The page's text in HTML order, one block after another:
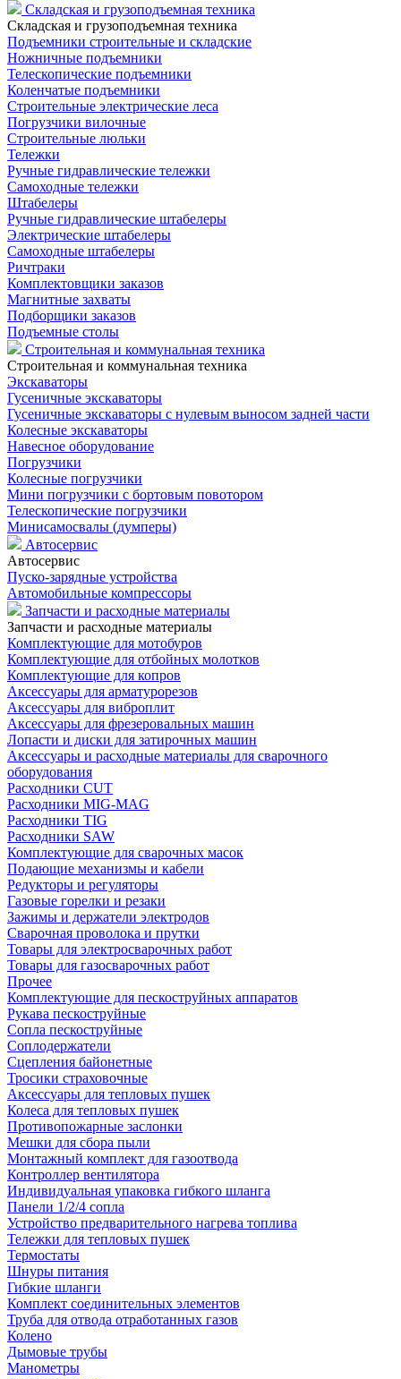
Складская и грузоподъемная техника
Складская и грузоподъемная техника
Подъемники строительные и складские
Ножничные подъемники
Телескопические подъемники
Коленчатые подъемники
Строительные электрические леса
Погрузчики вилочные
Строительные люльки
Тележки
Ручные гидравлические тележки
Самоходные тележки
Штабелеры
Ручные гидравлические штабелеры
Электрические штабелеры
Самоходные штабелеры
Ричтраки
Комплектовщики заказов
Магнитные захваты
Подборщики заказов
Подъемные столы
Строительная и коммунальная техника
Строительная и коммунальная техника
Экскаваторы
Гусеничные экскаваторы
Гусеничные экскаваторы с нулевым выносом задней части
Колесные экскаваторы
Навесное оборудование
Погрузчики
Колесные погрузчики
Мини погрузчики с бортовым повотором
Телескопические погрузчики
Минисамосвалы (думперы)
Автосервис
Автосервис
Пуско-зарядные устройства
Автомобильные компрессоры
Запчасти и расходные материалы
Запчасти и расходные материалы
Комплектующие для мотобуров
Комплектующие для отбойных молотков
Комплектующие для копров
Аксессуары для арматурорезов
Аксессуары для виброплит
Аксессуары для фрезеровальных машин
Лопасти и диски для затирочных машин
Аксессуары и расходные материалы для сварочного
оборудования
Расходники CUT
Расходники MIG-MAG
Расходники TIG
Расходники SAW
Комплектующие для сварочных масок
Подающие механизмы и кабели
Редукторы и регуляторы
Газовые горелки и резаки
Зажимы и держатели электродов
Сварочная проволока и прутки
Товары для электросварочных работ
Товары для газосварочных работ
Прочее
Комплектующие для пескоструйных аппаратов
Рукава пескоструйные
Сопла пескоструйные
Соплодержатели
Сцепления байонетные
Тросики страховочные
Аксессуары для тепловых пушек
Колеса для тепловых пушек
Противопожарные заслонки
Мешки для сбора пыли
Монтажный комплект для газоотвода
Контроллер вентилятора
Индивидуальная упаковка гибкого шланга
Панели 1/2/4 сопла
Устройство предварительного нагрева топлива
Тележки для тепловых пушек
Термостаты
Шнуры питания
Гибкие шланги
Комплект соединительных элементов
Труба для отвода отработанных газов
Колено
Дымовые трубы
Манометры